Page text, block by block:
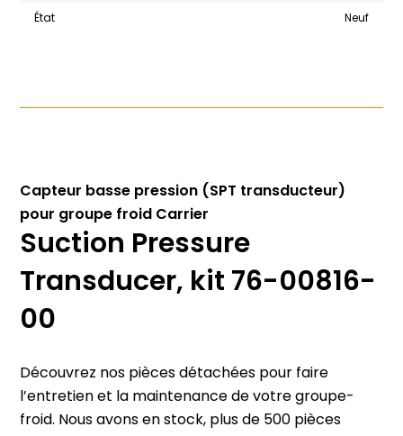
État
Neuf
Capteur basse pression (SPT transducteur)
pour groupe froid Carrier
Suction Pressure
Transducer, kit 76-00816-
00
Découvrez nos pièces détachées pour faire
l’entretien et la maintenance de votre groupe-
froid. Nous avons en stock, plus de 500 pièces